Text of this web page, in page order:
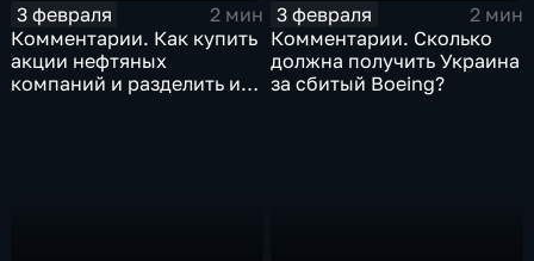
3 февраля
2 мин
Комментарии. Как купить
акции нефтяных
компаний и разделить их
3 февраля
2 мин
Комментарии. Сколько
должна получить Украина
за сбитый Boeing?